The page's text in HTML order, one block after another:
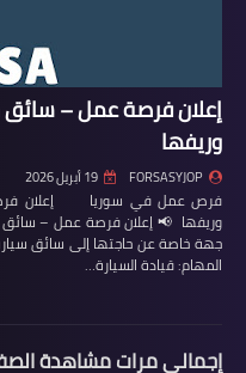
إعلان فرصة عمل –
وريفها
FORSASYJOP 19 أبريل 2026
فرص عمل في سوريا إعلان
وريفها 📢 إعلان فرصة عمل – سائق
جهة خاصة عن حاجتها إلى سائق
المهام: قيادة السيارة…
إجمالي مرات مشاهدة